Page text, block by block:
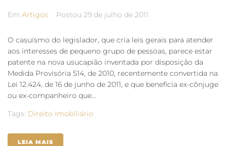
Em Artigos Postou 29 de julho de 2011
O casuísmo do legislador, que cria leis gerais para atender
aos interesses de pequeno grupo de pessoas, parece estar
patente na nova usucapião inventada por disposição da
Medida Provisória 514, de 2010, recentemente convertida na
Lei 12.424, de 16 de junho de 2011, e que beneficia ex-cônjuge
ou ex-companheiro que...
Tags: Direito Imobiliário
LEIA MAIS